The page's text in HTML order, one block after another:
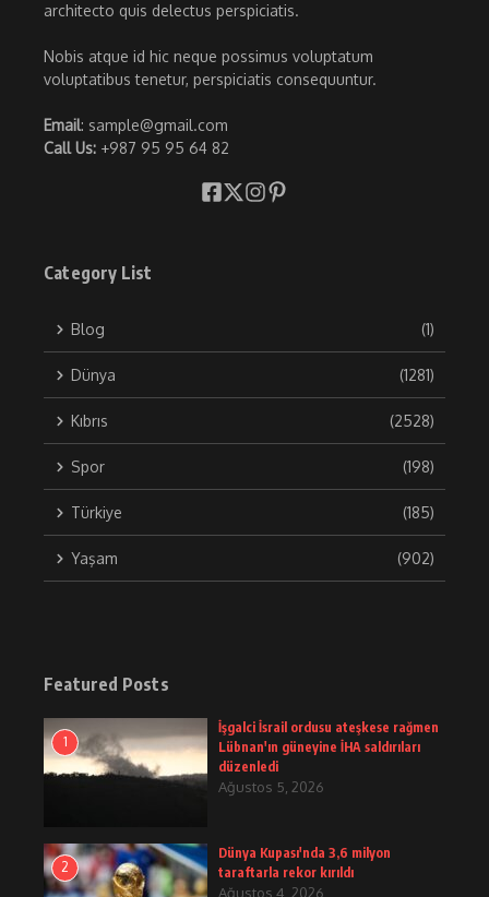
architecto quis delectus perspiciatis.
Nobis atque id hic neque possimus voluptatum
voluptatibus tenetur, perspiciatis consequuntur.
Email: sample@gmail.com
Call Us: +987 95 95 64 82
Category List
Blog (1)
Dünya (1281)
Kıbrıs (2528)
Spor (198)
Türkiye (185)
Yaşam (902)
Featured Posts
1
İşgalci İsrail ordusu ateşkese rağmen
Lübnan'ın güneyine İHA saldırıları
düzenledi
Ağustos 5, 2026
2
Dünya Kupası'nda 3,6 milyon
taraftarla rekor kırıldı
Ağustos 4, 2026